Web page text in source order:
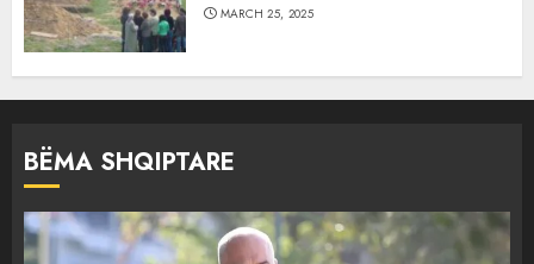
MARCH 25, 2025
BËMA SHQIPTARE